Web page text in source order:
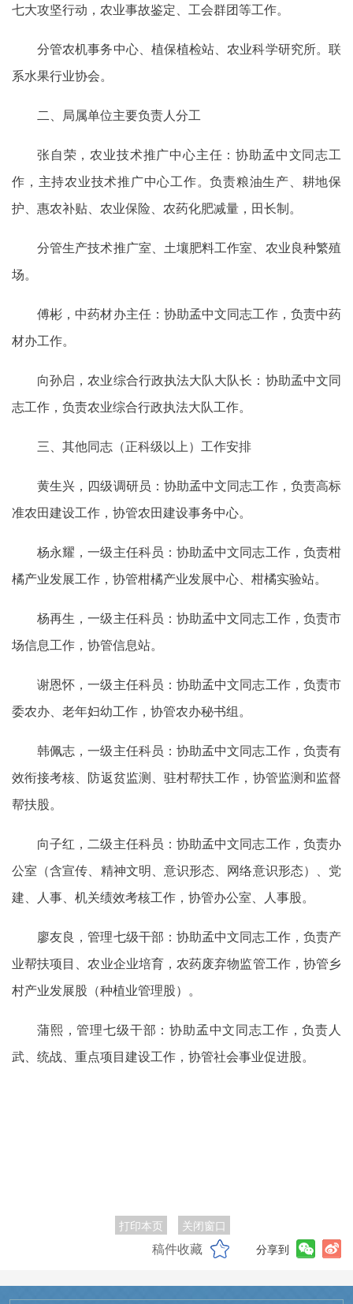
七大攻坚行动，农业事故鉴定、工会群团等工作。
分管农机事务中心、植保植检站、农业科学研究所。联
系水果行业协会。
二、局属单位主要负责人分工
张自荣，农业技术推广中心主任：协助孟中文同志工
作，主持农业技术推广中心工作。负责粮油生产、耕地保
护、惠农补贴、农业保险、农药化肥减量，田长制。
分管生产技术推广室、土壤肥料工作室、农业良种繁殖
场。
傅彬，中药材办主任：协助孟中文同志工作，负责中药
材办工作。
向孙启，农业综合行政执法大队大队长：协助孟中文同
志工作，负责农业综合行政执法大队工作。
三、其他同志（正科级以上）工作安排
黄生兴，四级调研员：协助孟中文同志工作，负责高标
准农田建设工作，协管农田建设事务中心。
杨永耀，一级主任科员：协助孟中文同志工作，负责柑
橘产业发展工作，协管柑橘产业发展中心、柑橘实验站。
杨再生，一级主任科员：协助孟中文同志工作，负责市
场信息工作，协管信息站。
谢恩怀，一级主任科员：协助孟中文同志工作，负责市
委农办、老年妇幼工作，协管农办秘书组。
韩佩志，一级主任科员：协助孟中文同志工作，负责有
效衔接考核、防返贫监测、驻村帮扶工作，协管监测和监督
帮扶股。
向子红，二级主任科员：协助孟中文同志工作，负责办
公室（含宣传、精神文明、意识形态、网络意识形态）、党
建、人事、机关绩效考核工作，协管办公室、人事股。
廖友良，管理七级干部：协助孟中文同志工作，负责产
业帮扶项目、农业企业培育，农药废弃物监管工作，协管乡
村产业发展股（种植业管理股）。
蒲熙，管理七级干部：协助孟中文同志工作，负责人
武、统战、重点项目建设工作，协管社会事业促进股。
打印本页 关闭窗口
稿件收藏 分享到